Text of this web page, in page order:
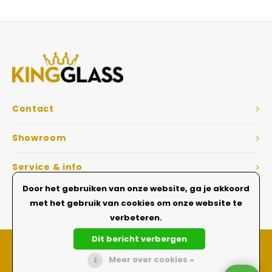
Contact
Showroom
Service & info
Dé Glazen wanden specialist
Door het gebruiken van onze website, ga je akkoord
met het gebruik van cookies om onze website te
verbeteren.
Dit bericht verbergen
Meer over cookies »